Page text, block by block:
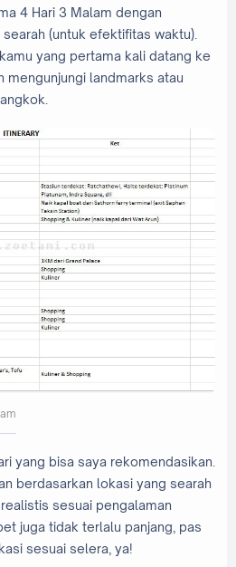
4 Hari 3 Malam dengan
(untuk efektifitas waktu).
yang pertama kali datang ke
mengunjungi landmarks atau
yang bisa saya rekomendasikan.
berdasarkan lokasi yang searah
sesuai pengalaman
juga tidak terlalu panjang, pas
sesuai selera, ya!